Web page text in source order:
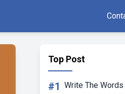
Top Post
#1 Write The